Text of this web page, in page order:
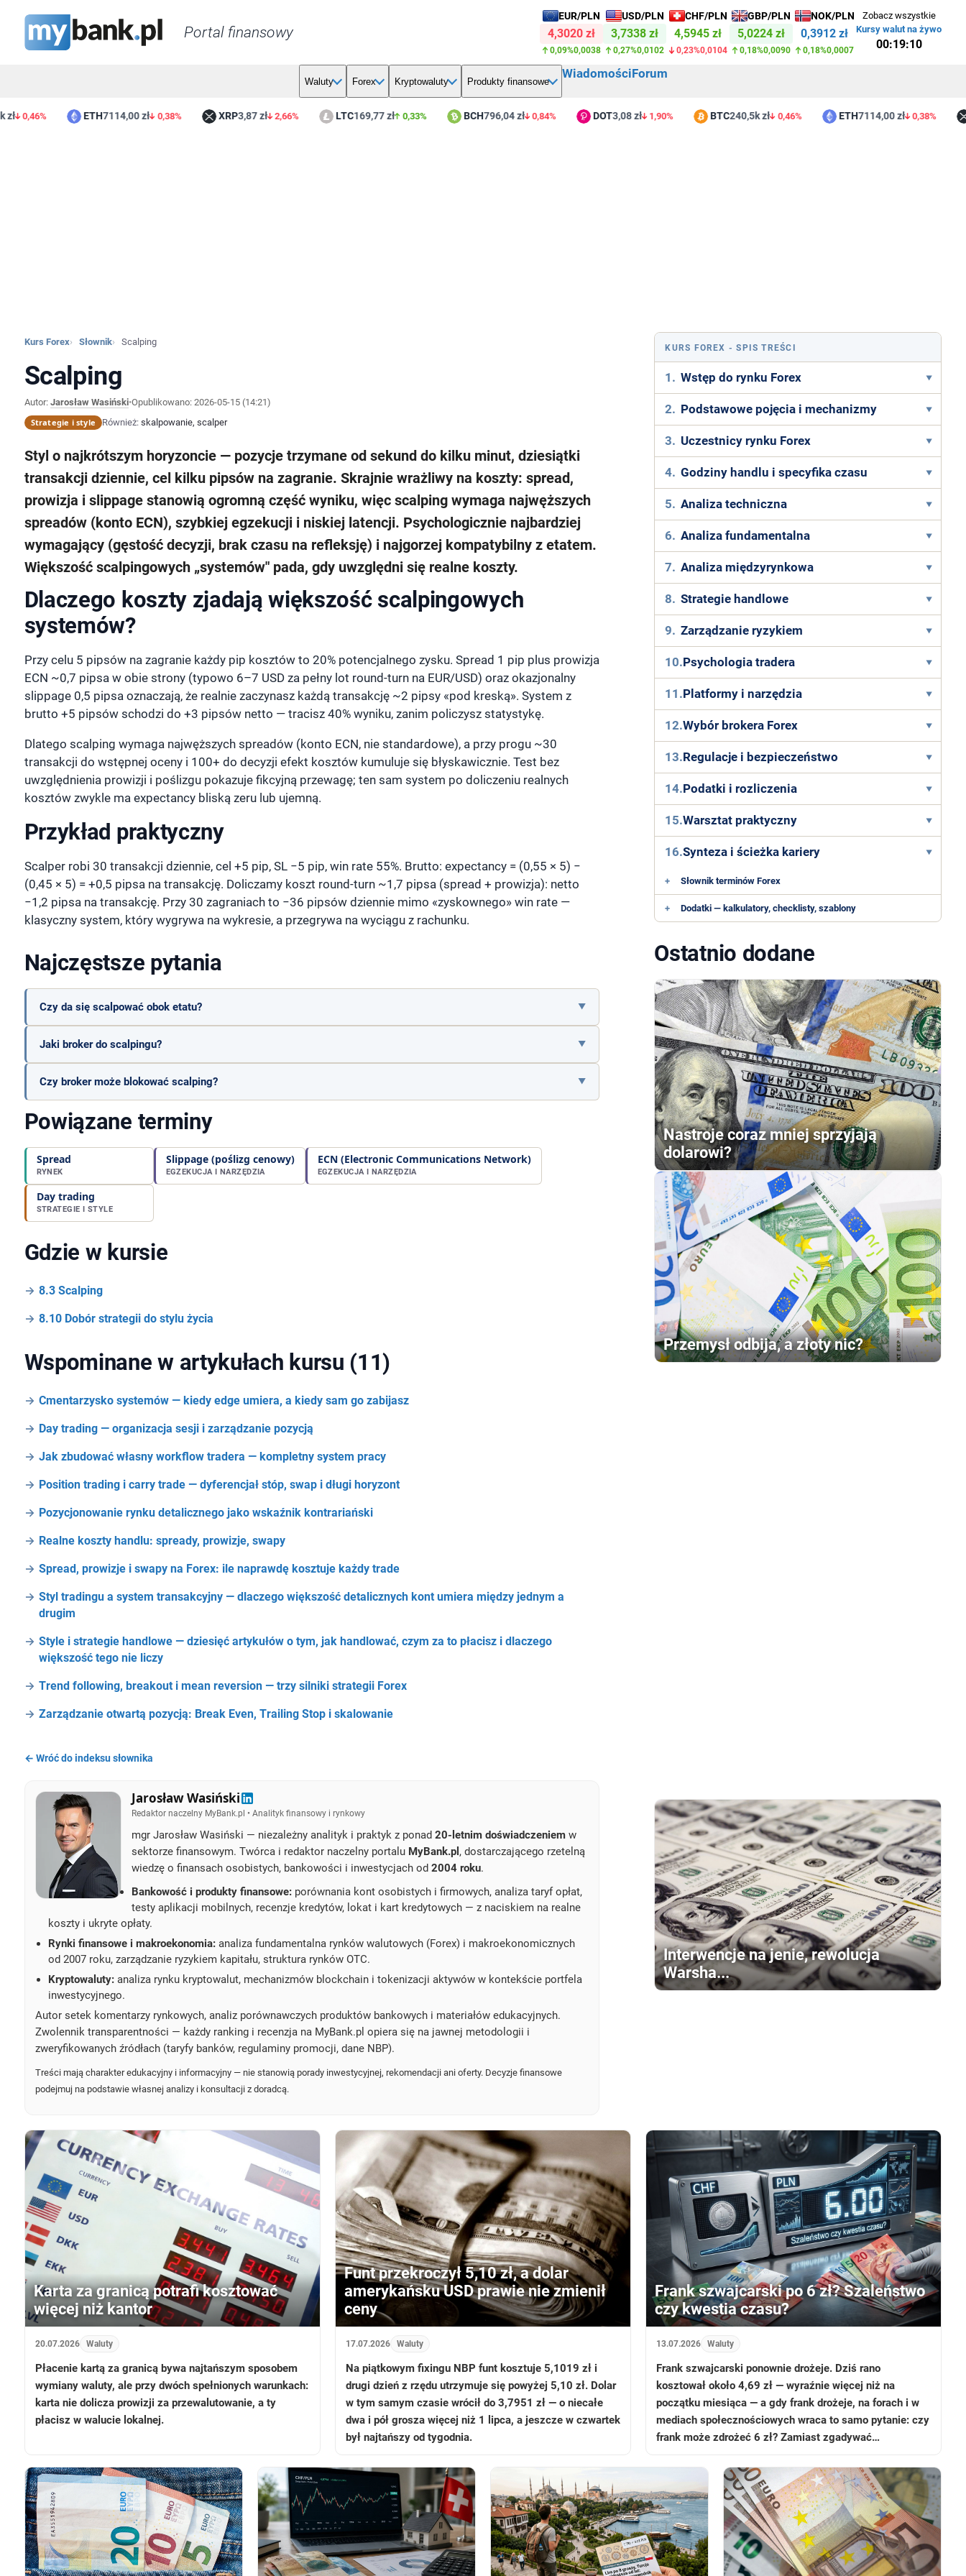
Portal finansowy
EUR/PLN
4,3020 zł
0,09%0,0038
USD/PLN
3,7338 zł
0,27%0,0102
CHF/PLN
4,5945 zł
0,23%0,0104
GBP/PLN
5,0224 zł
0,18%0,0090
NOK/PLN
0,3912 zł
0,18%0,0007
Zobacz wszystkie
Kursy walut na żywo
00:19:10
Waluty Forex Kryptowaluty Produkty finansowe
WiadomościForum
0,46% ETH 7114,00 zł 0,38% XRP3,87 zł 2,66% LTC 169,77 zł 0,33% BCH 796,04 zł 0,84% DOT3,08 zł 1,90% BTC240,5k zł 0,46% ETH 7114,00 zł 0,38%
Kurs Forex Słownik Scalping
Scalping
Autor: Jarosław Wasiński•Opublikowano: 2026-05-15 (14:21)
Strategie i style
Również: skalpowanie, scalper
Styl o najkrótszym horyzoncie — pozycje trzymane od sekund do kilku minut, dziesiątki
transakcji dziennie, cel kilku pipsów na zagranie. Skrajnie wrażliwy na koszty: spread,
prowizja i slippage stanowią ogromną część wyniku, więc scalping wymaga najwęższych
spreadów (konto ECN), szybkiej egzekucji i niskiej latencji. Psychologicznie najbardziej
wymagający (gęstość decyzji, brak czasu na refleksję) i najgorzej kompatybilny z etatem.
Większość scalpingowych „systemów" pada, gdy uwzględni się realne koszty.
Dlaczego koszty zjadają większość scalpingowych
systemów?
Przy celu 5 pipsów na zagranie każdy pip kosztów to 20% potencjalnego zysku. Spread 1 pip plus prowizja
ECN ~0,7 pipsa w obie strony (typowo 6–7 USD za pełny lot round-turn na EUR/USD) oraz okazjonalny
slippage 0,5 pipsa oznaczają, że realnie zaczynasz każdą transakcję ~2 pipsy «pod kreską». System z
brutto +5 pipsów schodzi do +3 pipsów netto — tracisz 40% wyniku, zanim policzysz statystykę.
Dlatego scalping wymaga najwęższych spreadów (konto ECN, nie standardowe), a przy progu ~30
transakcji do wstępnej oceny i 100+ do decyzji efekt kosztów kumuluje się błyskawicznie. Test bez
uwzględnienia prowizji i poślizgu pokazuje fikcyjną przewagę; ten sam system po doliczeniu realnych
kosztów zwykle ma expectancy bliską zeru lub ujemną.
Przykład praktyczny
Scalper robi 30 transakcji dziennie, cel +5 pip, SL −5 pip, win rate 55%. Brutto: expectancy = (0,55 × 5) −
(0,45 × 5) = +0,5 pipsa na transakcję. Doliczamy koszt round-turn ~1,7 pipsa (spread + prowizja): netto
−1,2 pipsa na transakcję. Przy 30 zagraniach to −36 pipsów dziennie mimo «zyskownego» win rate —
klasyczny system, który wygrywa na wykresie, a przegrywa na wyciągu z rachunku.
Najczęstsze pytania
Czy da się scalpować obok etatu?
Jaki broker do scalpingu?
Czy broker może blokować scalping?
Powiązane terminy
Spread
RYNEK
Slippage (poślizg cenowy)
EGZEKUCJA I NARZĘDZIA
ECN (Electronic Communications Network)
EGZEKUCJA I NARZĘDZIA
Day trading
STRATEGIE I STYLE
Gdzie w kursie
8.3 Scalping
8.10 Dobór strategii do stylu życia
Wspominane w artykułach kursu (11)
Cmentarzysko systemów — kiedy edge umiera, a kiedy sam go zabijasz
Day trading — organizacja sesji i zarządzanie pozycją
Jak zbudować własny workflow tradera — kompletny system pracy
Position trading i carry trade — dyferencjał stóp, swap i długi horyzont
Pozycjonowanie rynku detalicznego jako wskaźnik kontrariański
Realne koszty handlu: spready, prowizje, swapy
Spread, prowizje i swapy na Forex: ile naprawdę kosztuje każdy trade
Styl tradingu a system transakcyjny — dlaczego większość detalicznych kont umiera między jednym a
drugim
Style i strategie handlowe — dziesięć artykułów o tym, jak handlować, czym za to płacisz i dlaczego
większość tego nie liczy
Trend following, breakout i mean reversion — trzy silniki strategii Forex
Zarządzanie otwartą pozycją: Break Even, Trailing Stop i skalowanie
← Wróć do indeksu słownika
Jarosław Wasiński
Redaktor naczelny MyBank.pl • Analityk finansowy i rynkowy
mgr Jarosław Wasiński — niezależny analityk i praktyk z ponad 20-letnim doświadczeniemw
sektorze finansowym. Twórca i redaktor naczelny portalu MyBank.pl , dostarczającego rzetelną
wiedzę o finansach osobistych, bankowości i inwestycjach od 2004 roku.
Bankowość i produkty finansowe:porównania kont osobistych i firmowych, analiza taryf opłat,
testy aplikacji mobilnych, recenzje kredytów, lokat i kart kredytowych — z naciskiem na realne
koszty i ukryte opłaty.
Rynki finansowe i makroekonomia:analiza fundamentalna rynków walutowych (Forex) i makroekonomicznych
od 2007 roku, zarządzanie ryzykiem kapitału, struktura rynków OTC.
Kryptowaluty:analiza rynku kryptowalut, mechanizmów blockchain i tokenizacji aktywów w kontekście portfela
inwestycyjnego.
Autor setek komentarzy rynkowych, analiz porównawczych produktów bankowych i materiałów edukacyjnych.
Zwolennik transparentności — każdy ranking i recenzja na MyBank.pl opiera się na jawnej metodologii i
zweryfikowanych źródłach (taryfy banków, regulaminy promocji, dane NBP).
Treści mają charakter edukacyjny i informacyjny — nie stanowią porady inwestycyjnej, rekomendacji ani oferty. Decyzje finansowe
podejmuj na podstawie własnej analizy i konsultacji z doradcą.
KURS FOREX - SPIS TREŚCI
1. Wstęp do rynku Forex
2. Podstawowe pojęcia i mechanizmy
3. Uczestnicy rynku Forex
4. Godziny handlu i specyfika czasu
5. Analiza techniczna
6. Analiza fundamentalna
7. Analiza międzyrynkowa
8. Strategie handlowe
9. Zarządzanie ryzykiem
10.Psychologia tradera
11.Platformy i narzędzia
12.Wybór brokera Forex
13.Regulacje i bezpieczeństwo
14.Podatki i rozliczenia
15.Warsztat praktyczny
16.Synteza i ścieżka kariery
+ Słownik terminów Forex
+ Dodatki — kalkulatory, checklisty, szablony
Ostatnio dodane
Nastroje coraz mniej sprzyjają
dolarowi?
Przemysł odbija, a złoty nic?
Interwencje na jenie, rewolucja
Warsha...
Karta za granicą potrafi kosztować
więcej niż kantor
20.07.2026 Waluty
Płacenie kartą za granicą bywa najtańszym sposobem
wymiany waluty, ale przy dwóch spełnionych warunkach:
karta nie dolicza prowizji za przewalutowanie, a ty
płacisz w walucie lokalnej.
Funt przekroczył 5,10 zł, a dolar
amerykańsku USD prawie nie zmienił
ceny
17.07.2026 Waluty
Na piątkowym fixingu NBP funt kosztuje 5,1019 zł i
drugi dzień z rzędu utrzymuje się powyżej 5,10 zł. Dolar
w tym samym czasie wrócił do 3,7951 zł — o niecałe
dwa i pół grosza więcej niż 1 lipca, a jeszcze w czwartek
był najtańszy od tygodnia.
Frank szwajcarski po 6 zł? Szaleństwo
czy kwestia czasu?
13.07.2026 Waluty
Frank szwajcarski ponownie drożeje. Dziś rano
kosztował około 4,69 zł — wyraźnie więcej niż na
początku miesiąca — a gdy frank drożeje, na forach i w
mediach społecznościowych wraca to samo pytanie: czy
frank może zdrożeć 6 zł? Zamiast zgadywać…